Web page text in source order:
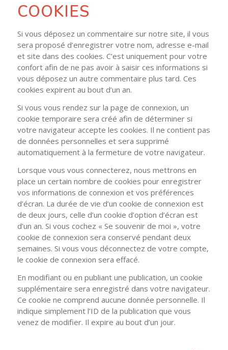
COOKIES
Si vous déposez un commentaire sur notre site, il vous
sera proposé d’enregistrer votre nom, adresse e-mail
et site dans des cookies. C’est uniquement pour votre
confort afin de ne pas avoir à saisir ces informations si
vous déposez un autre commentaire plus tard. Ces
cookies expirent au bout d’un an.
Si vous vous rendez sur la page de connexion, un
cookie temporaire sera créé afin de déterminer si
votre navigateur accepte les cookies. Il ne contient pas
de données personnelles et sera supprimé
automatiquement à la fermeture de votre navigateur.
Lorsque vous vous connecterez, nous mettrons en
place un certain nombre de cookies pour enregistrer
vos informations de connexion et vos préférences
d’écran. La durée de vie d’un cookie de connexion est
de deux jours, celle d’un cookie d’option d’écran est
d’un an. Si vous cochez « Se souvenir de moi », votre
cookie de connexion sera conservé pendant deux
semaines. Si vous vous déconnectez de votre compte,
le cookie de connexion sera effacé.
En modifiant ou en publiant une publication, un cookie
supplémentaire sera enregistré dans votre navigateur.
Ce cookie ne comprend aucune donnée personnelle. Il
indique simplement l’ID de la publication que vous
venez de modifier. Il expire au bout d’un jour.